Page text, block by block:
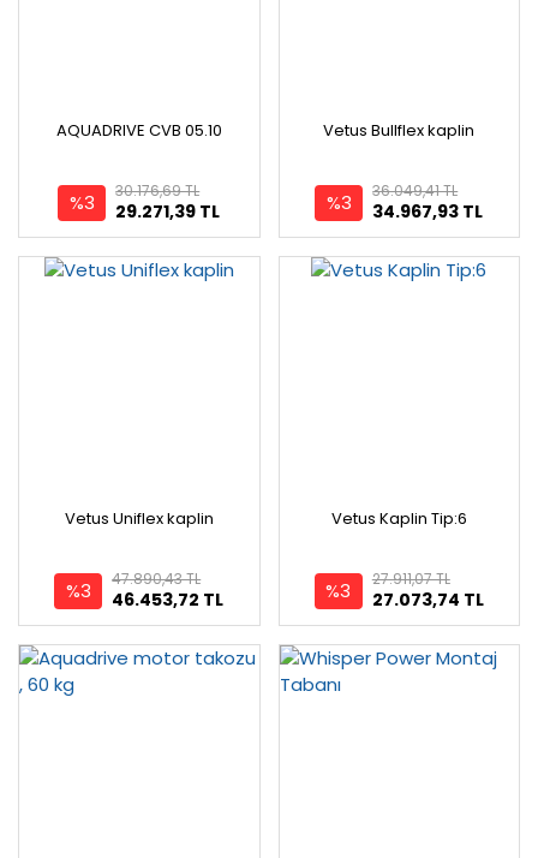
AQUADRIVE CVB 05.10
%3 29.271,39 TL
30.176,69 TL
Vetus Bullflex kaplin
%3 34.967,93 TL
36.049,41 TL
Vetus Uniflex kaplin
%3 46.453,72 TL
47.890,43 TL
Vetus Kaplin Tip:6
%3 27.073,74 TL
27.911,07 TL